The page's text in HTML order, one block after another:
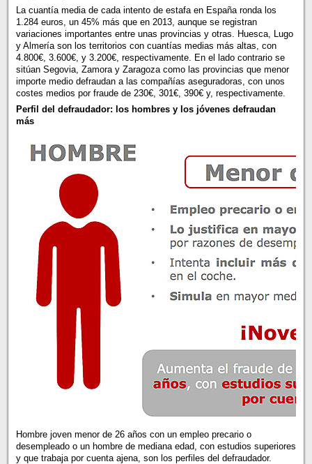
La cuantía media de cada intento de estafa en España ronda los
1.284 euros, un 45% más que en 2013, aunque se registran
variaciones importantes entre unas provincias y otras. Huesca, Lugo
y Almería son los territorios con cuantías medias más altas, con
4.800€, 3.600€, y 3.200€, respectivamente. En el lado contrario se
sitúan Segovia, Zamora y Zaragoza como las provincias que menor
importe medio defraudan a las compañías aseguradoras, con unos
costes medios por fraude de 230€, 301€, 390€ y, respectivamente.
Perfil del defraudador: los hombres y los jóvenes defraudan
más
Hombre joven menor de 26 años con un empleo precario o
desempleado o un hombre de mediana edad, con estudios superiores
y que trabaja por cuenta ajena, son los perfiles del defraudador.